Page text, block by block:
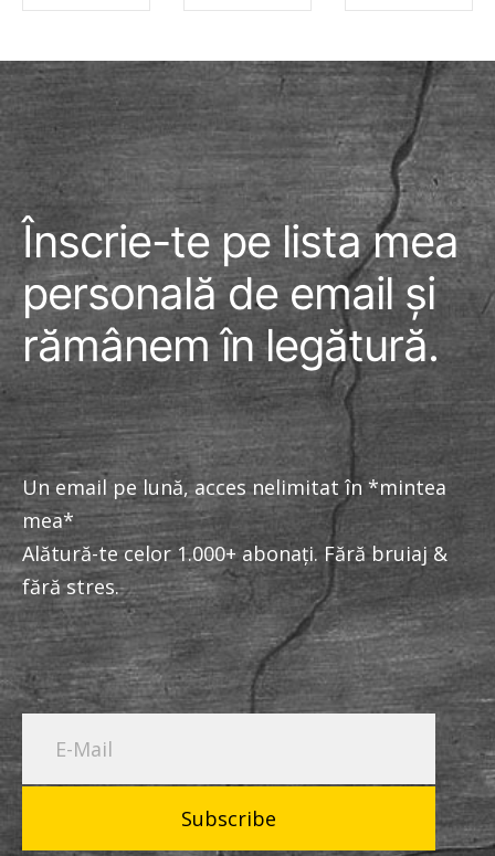
FACEBOOK TWITTER LINKEDIN
Înscrie-te pe lista mea
personală de email și
rămânem în legătură.
Un email pe lună, acces nelimitat în *mintea
mea*
Alătură-te celor 1.000+ abonați. Fără bruiaj &
fără stres.
Subscribe